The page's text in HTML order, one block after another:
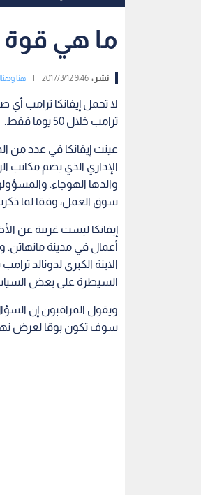
ما هي قوة
نشر :9:46 2017/3/12 هنا
لا تحمل إيفانكا ترامب
ترامب خلال 50 يوما فقط.
عينت إيفانكا في عدد من